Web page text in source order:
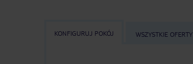
KONFIGURUJ POKÓJ WSZYSTKIE OFERTY